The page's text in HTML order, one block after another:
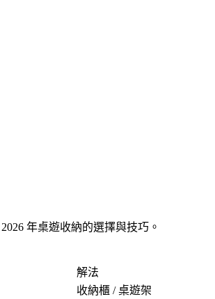
年桌遊收納的選擇與技巧。
解法
收納櫃 / 桌遊架